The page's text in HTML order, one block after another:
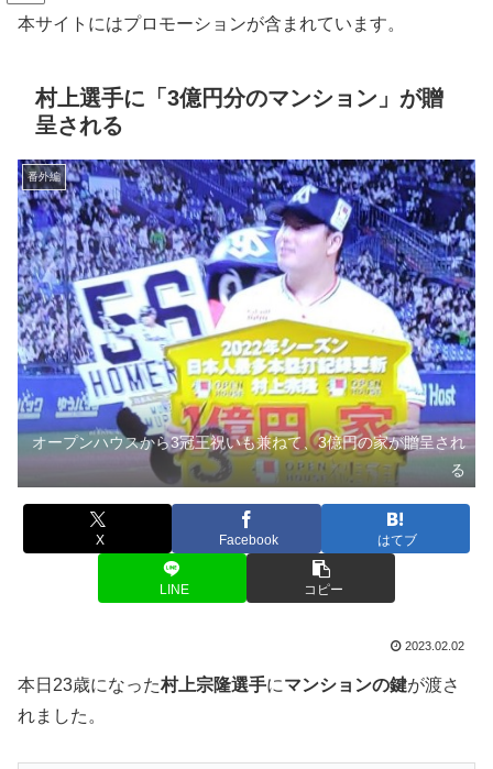
本サイトにはプロモーションが含まれています。
村上選手に「3億円分のマンション」が贈
呈される
番外編
オープンハウスから3冠王祝いも兼ねて、3億円の家が贈呈され
る
X Facebook はてブ
LINE コピー
2023.02.02
本日23歳になった村上宗隆選手にマンションの鍵が渡さ
れました。